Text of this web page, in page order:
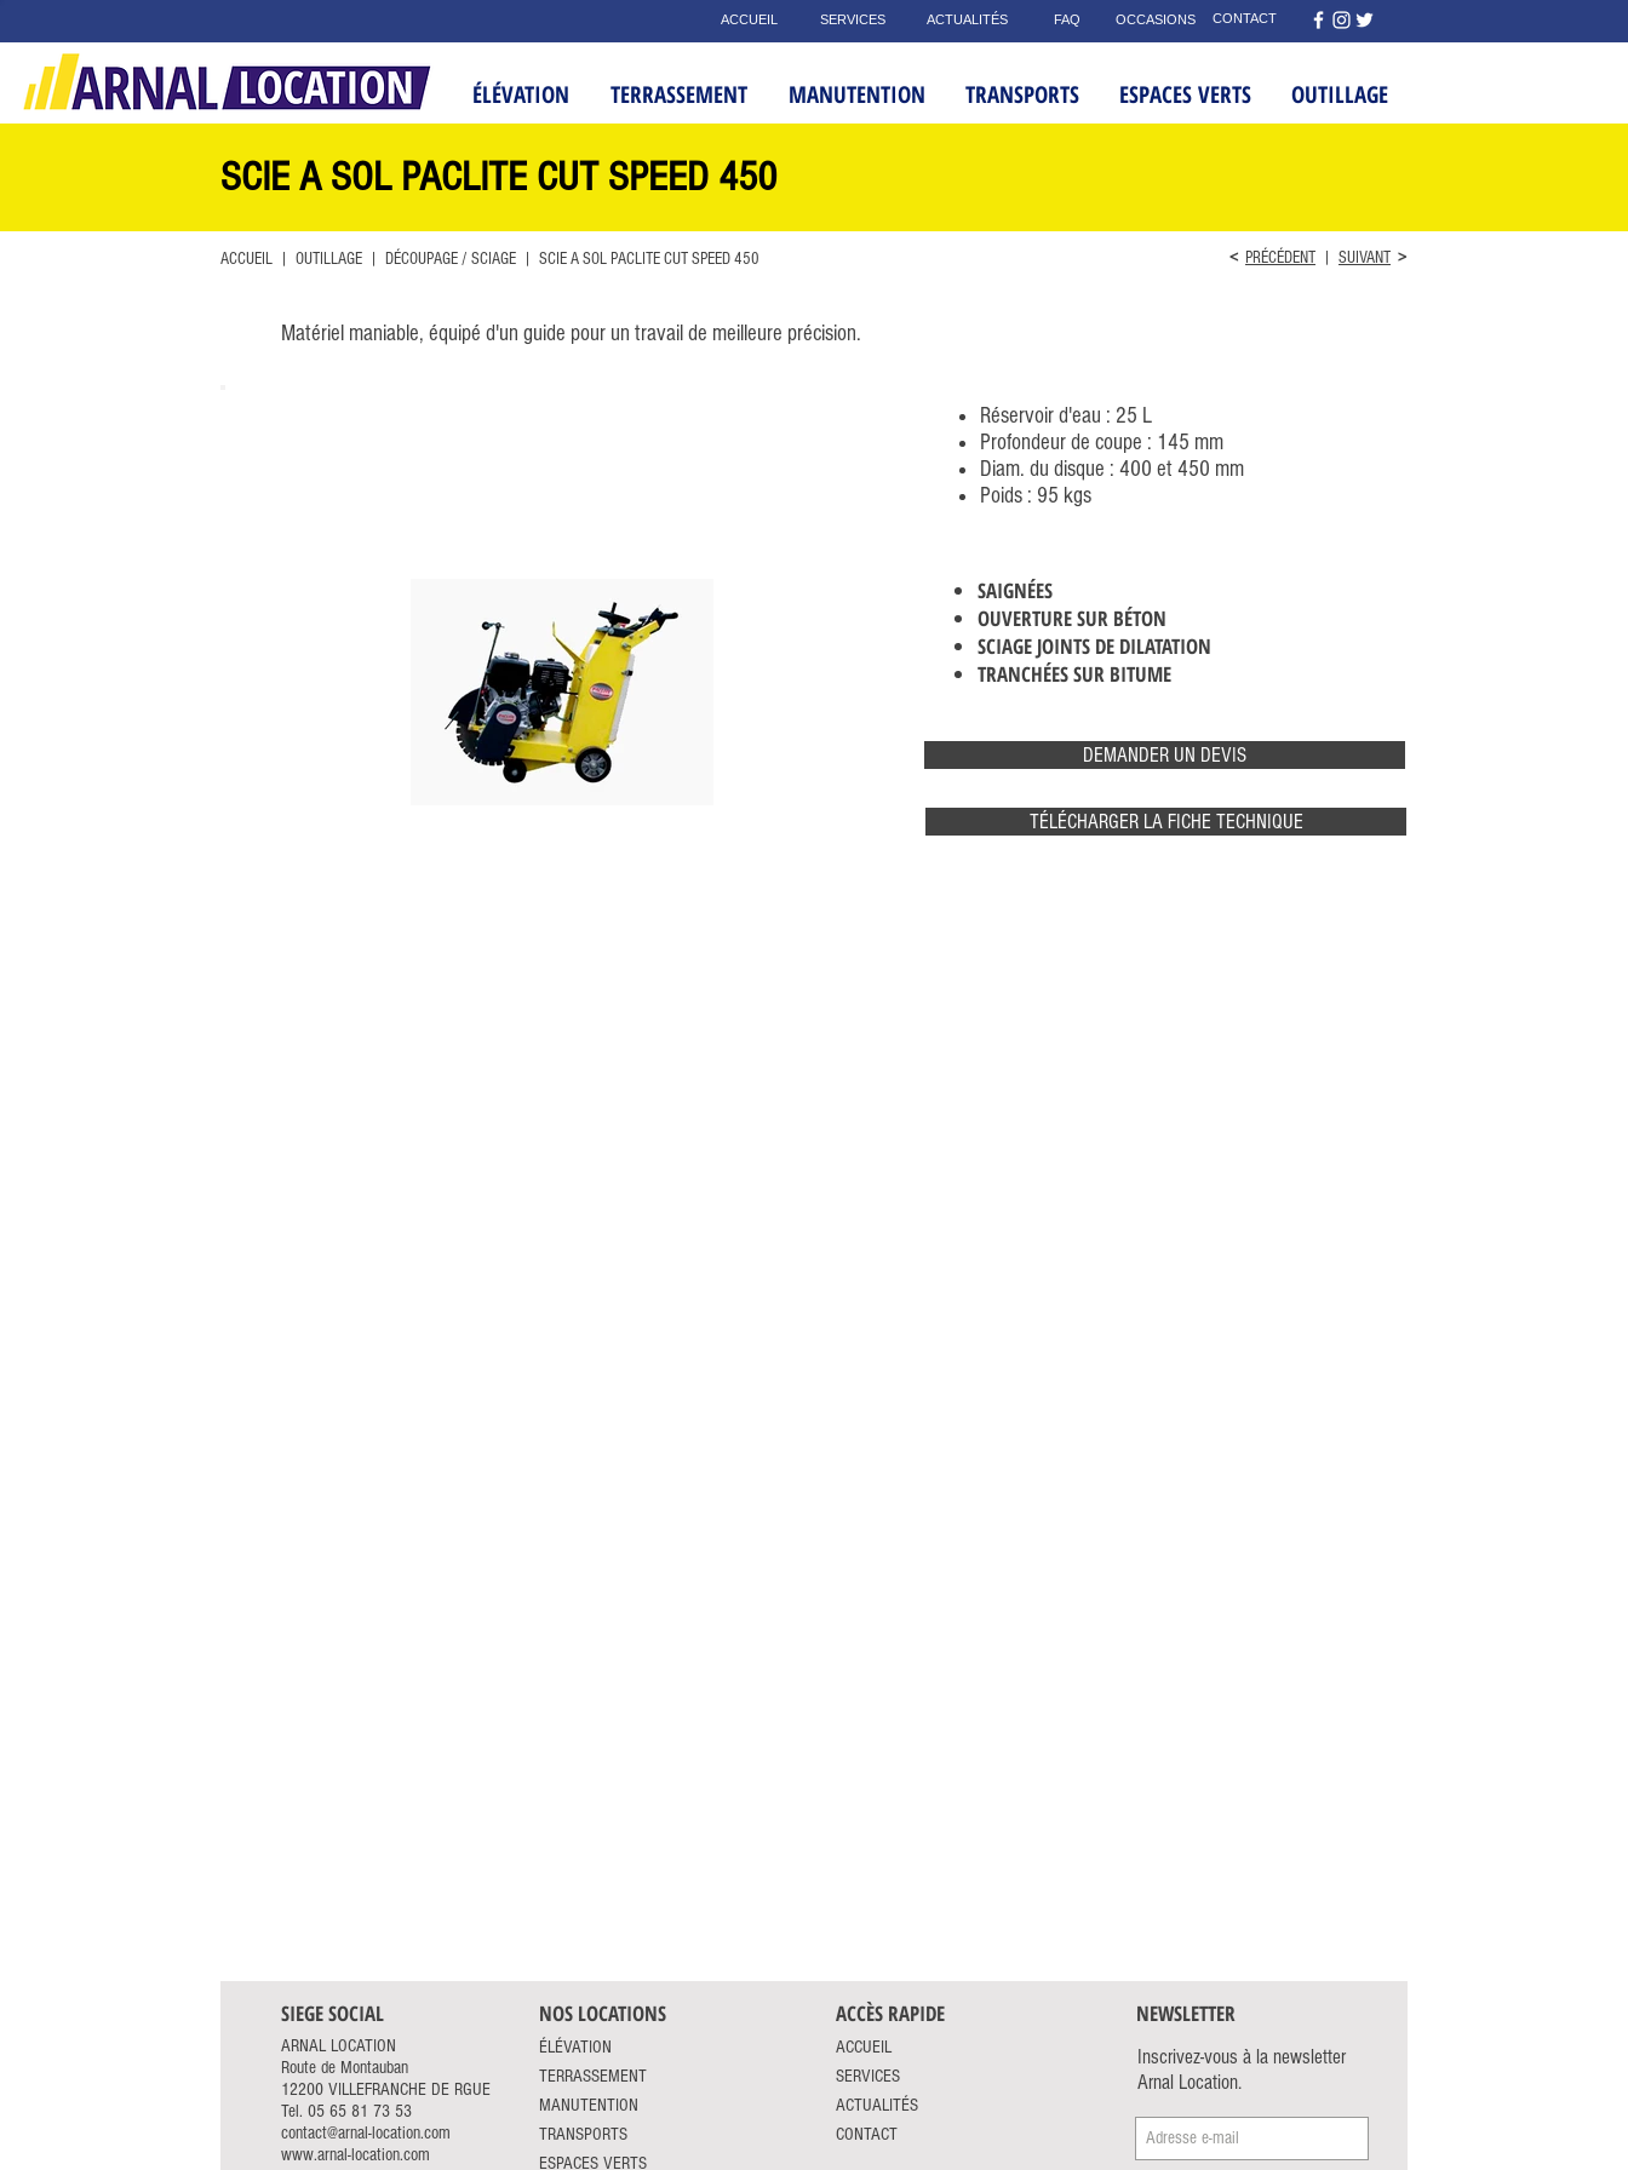
ACCUEIL SERVICES ACTUALITÉS FAQ OCCASIONS CONTACT
ÉLÉVATION TERRASSEMENT MANUTENTION TRANSPORTS ESPACES VERTS OUTILLAGE
SCIE A SOL PACLITE CUT SPEED 450
ACCUEIL OUTILLAGE DÉCOUPAGE / SCIAGE SCIE A SOL PACLITE CUT SPEED 450 < PRÉCÉDENT SUIVANT >
Matériel maniable, équipé d'un guide pour un travail de meilleure précision.
Réservoir d'eau : 25 L
Profondeur de coupe : 145 mm
Diam. du disque : 400 et 450 mm
Poids : 95 kgs
SAIGNÉES
OUVERTURE SUR BÉTON
SCIAGE JOINTS DE DILATATION
TRANCHÉES SUR BITUME
DEMANDER UN DEVIS
TÉLÉCHARGER LA FICHE TECHNIQUE
SIEGE SOCIAL
ARNAL LOCATION
Route de Montauban
12200 VILLEFRANCHE DE RGUE
Tel. 05 65 81 73 53
contact@arnal-location.com
www.arnal-location.com
NOS LOCATIONS
ÉLÉVATION
TERRASSEMENT
MANUTENTION
TRANSPORTS
ESPACES VERTS
ACCÈS RAPIDE
ACCUEIL
SERVICES
ACTUALITÉS
CONTACT
NEWSLETTER
Inscrivez-vous à la newsletter
Arnal Location.